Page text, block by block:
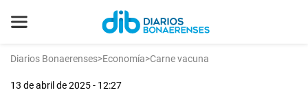
Diarios Bonaerenses>Economía>Carne vacuna
13 de abril de 2025 - 12:27